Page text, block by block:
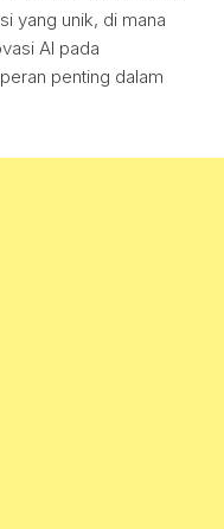
yang unik, di mana
AI pada
penting dalam